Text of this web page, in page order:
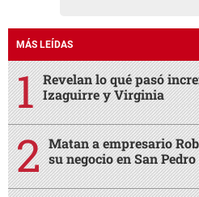
MÁS LEÍDAS
Revelan lo qué pasó
Izaguirre y Virginia
Matan a empresario
su negocio en San